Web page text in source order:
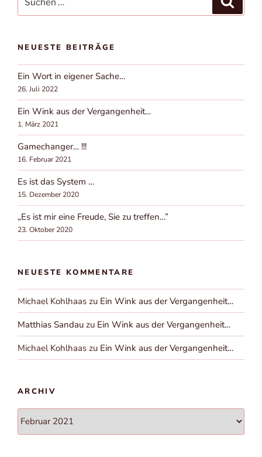
nach:
NEUESTE BEITRÄGE
Ein Wort in eigener Sache…
26. Juli 2022
Ein Wink aus der Vergangenheit…
1. März 2021
Gamechanger… !!!
16. Februar 2021
Es ist das System …
15. Dezember 2020
„Es ist mir eine Freude, Sie zu treffen…”
23. Oktober 2020
NEUESTE KOMMENTARE
Michael Kohlhaas zu Ein Wink aus der Vergangenheit…
Matthias Sandau zu Ein Wink aus der Vergangenheit…
Michael Kohlhaas zu Ein Wink aus der Vergangenheit…
ARCHIV